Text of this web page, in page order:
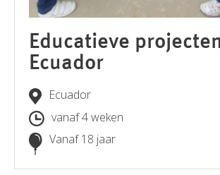
Educatieve
Ecuador
Ecuador
vanaf 4 weken
Vanaf 18 jaar